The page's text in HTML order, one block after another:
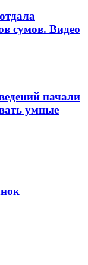
сумов. Видео
начали
умные